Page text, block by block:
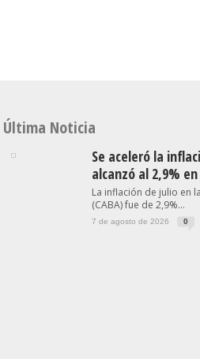
Última Noticia
Se aceleró la
alcanzó al 2,9%
La inflación de julio en
(CABA) fue de 2,9%...
7 de agosto de 2026 0